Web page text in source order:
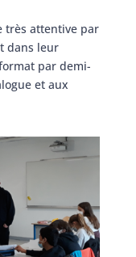
très attentive par
dans leur
par demi-
et aux